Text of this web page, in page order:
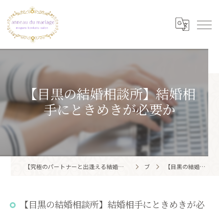
【目黒の結婚相談所】結婚相
手にときめきが必要か
【究極のパートナーと出逢える結婚相談所】目黒区・品川区で結婚相談所ならアノー・ド・マリアージュ 目黒婚活サロン ブログ 【目黒の結婚相談所】結婚相手にときめきが必要か
【目黒の結婚相談所】結婚相手にときめきが必